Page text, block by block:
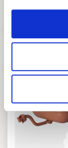
Maileg -